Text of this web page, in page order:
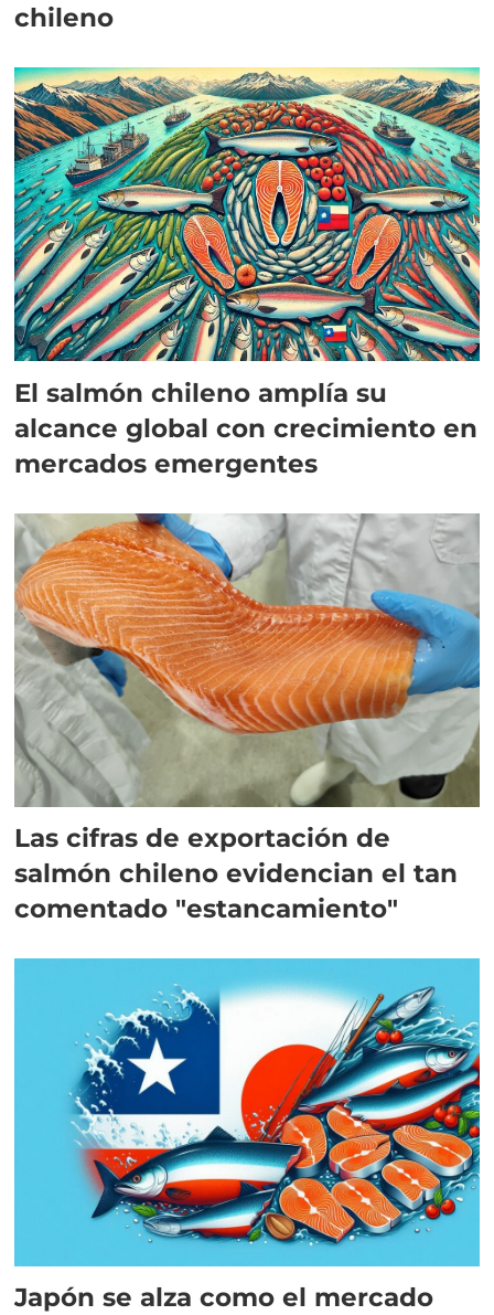
chileno
El salmón chileno amplía su
alcance global con crecimiento en
mercados emergentes
Las cifras de exportación de
salmón chileno evidencian el tan
comentado "estancamiento"
Japón se alza como el mercado